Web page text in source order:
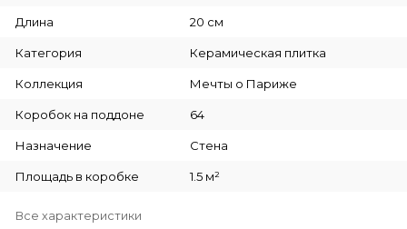
Длина 20 см
Категория Керамическая плитка
Коллекция Мечты о Париже
Коробок на поддоне 64
Назначение Стена
Площадь в коробке 1.5 м²
Все характеристики